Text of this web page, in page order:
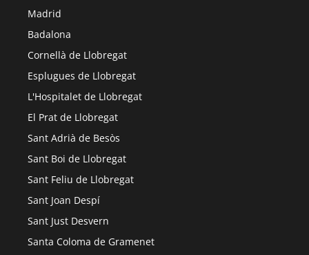
Madrid
Badalona
Cornellà de Llobregat
Esplugues de Llobregat
L'Hospitalet de Llobregat
El Prat de Llobregat
Sant Adrià de Besòs
Sant Boi de Llobregat
Sant Feliu de Llobregat
Sant Joan Despí
Sant Just Desvern
Santa Coloma de Gramenet